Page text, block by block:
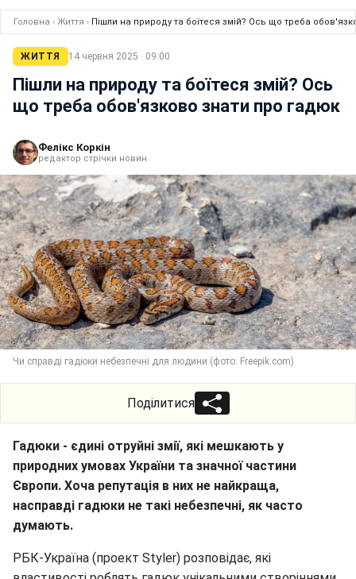
Головна › Життя › Пішли на природу та боїтеся змій? Ось що треба
ЖИТТЯ 14 червня 2025 · 09:00
Пішли на природу та боїтеся змій? Ось
що треба обов'язково знати про гадюк
Фелікс Коркін
редактор стрічки новин
Чи справді гадюки небезпечні для людини (фото: Freepik.com)
Поділитися
Гадюки - єдині отруйні змії, які мешкають у
природних умовах України та значної частини
Європи. Хоча репутація в них не найкраща,
насправді гадюки не такі небезпечні, як часто
думають.
РБК-Україна (проект Styler) розповідає, які